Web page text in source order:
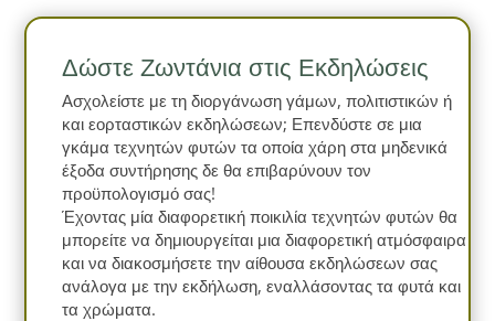
Δώστε Ζωντάνια στις Εκδηλώσεις
Ασχολείστε με τη διοργάνωση γάμων, πολιτιστικών ή
και εορταστικών εκδηλώσεων; Επενδύστε σε μια
γκάμα τεχνητών φυτών τα οποία χάρη στα μηδενικά
έξοδα συντήρησης δε θα επιβαρύνουν τον
προϋπολογισμό σας!
Έχοντας μία διαφορετική ποικιλία τεχνητών φυτών θα
μπορείτε να δημιουργείται μια διαφορετική ατμόσφαιρα
και να διακοσμήσετε την αίθουσα εκδηλώσεων σας
ανάλογα με την εκδήλωση, εναλλάσοντας τα φυτά και
τα χρώματα.